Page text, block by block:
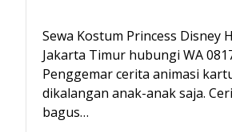
Sewa Kostum Princess Disney
Jakarta Timur hubungi WA
Penggemar cerita animasi
dikalangan anak-anak saja.
bagus…